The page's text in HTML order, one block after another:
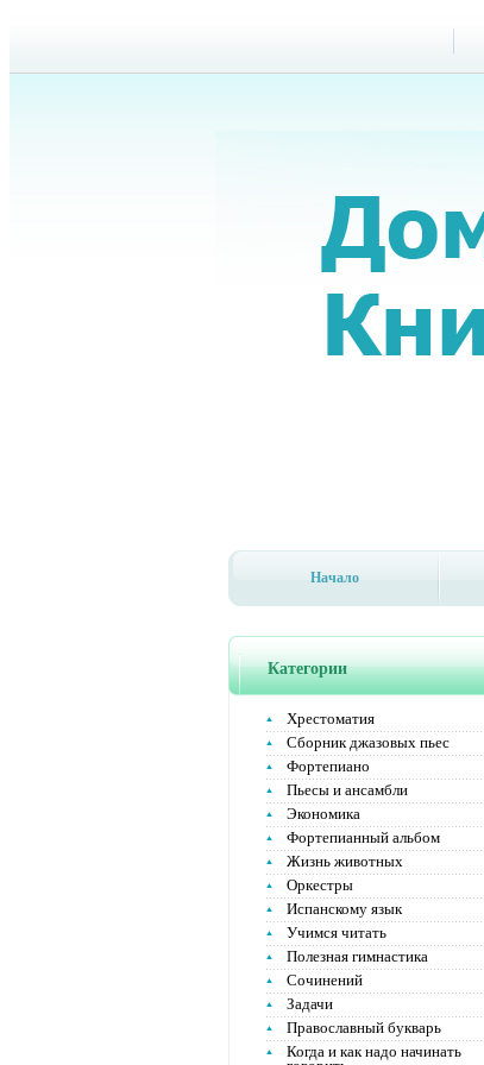
Начало
Категории
Хрестоматия
Сборник джазовых пьес
Фортепиано
Пьесы и ансамбли
Экономика
Фортепианный альбом
Жизнь животных
Оркестры
Испанскому язык
Учимся читать
Полезная гимнастика
Сочинений
Задачи
Православный букварь
Когда и как надо начинать